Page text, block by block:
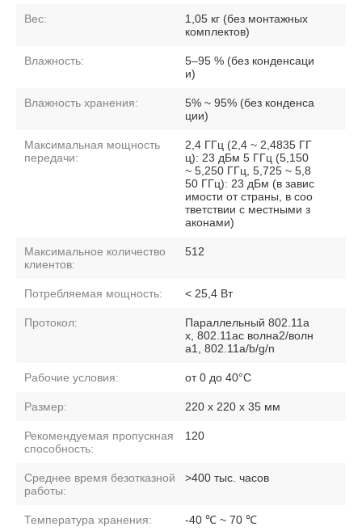
Вес:
1,05 кг (без монтажных
комплектов)
Влажность:
5–95 % (без конденсаци
и)
Влажность хранения:
5% ~ 95% (без конденса
ции)
Максимальная мощность
передачи:
2,4 ГГц (2,4 ~ 2,4835 ГГ
ц): 23 дБм 5 ГГц (5,150
~ 5,250 ГГц, 5,725 ~ 5,8
50 ГГц): 23 дБм (в завис
имости от страны, в соо
тветствии с местными з
аконами)
Максимальное количество
клиентов:
512
Потребляемая мощность: < 25,4 Вт
Протокол:
Параллельный 802.11a
x, 802.11ac волна2/волн
а1, 802.11a/b/g/n
Рабочие условия: от 0 до 40°С
Размер: 220 x 220 x 35 мм
Рекомендуемая пропускная
способность:
120
Среднее время безотказной
работы:
>400 тыс. часов
Температура хранения: -40 ℃ ~ 70 ℃